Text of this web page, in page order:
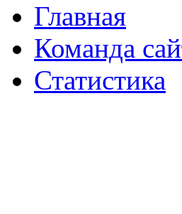
Главная
Команда
Статистика